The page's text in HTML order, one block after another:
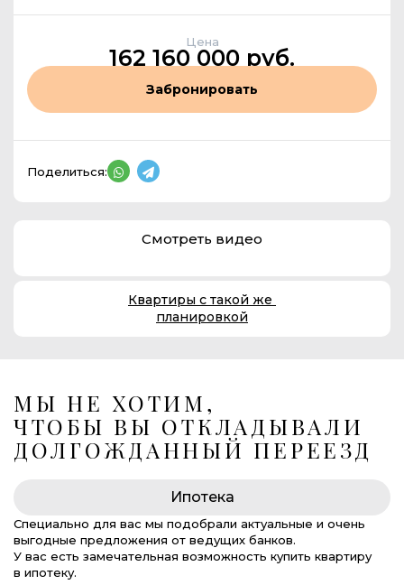
Смотреть видео
Квартиры с такой же
планировкой
Цена
162 160 000 руб.
Забронировать
Поделиться:
МЫ НЕ ХОТИМ,
ЧТОБЫ ВЫ ОТКЛАДЫВАЛИ
ДОЛГОЖДАННЫЙ ПЕРЕЕЗД
Ипотека
Специально для вас мы подобрали актуальные и очень
выгодные предложения от ведущих банков.
У вас есть замечательная возможность купить квартиру
в ипотеку.